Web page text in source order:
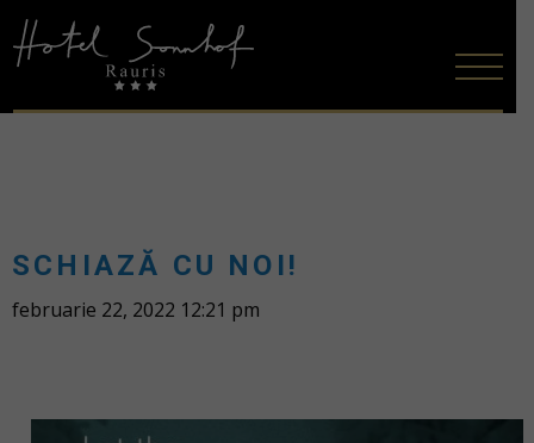
SCHIAZĂ CU NOI!
februarie 22, 2022 12:21 pm